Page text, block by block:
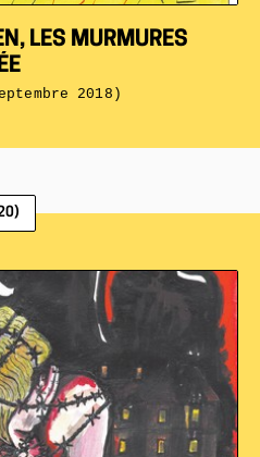
LES MURMURES
2018)